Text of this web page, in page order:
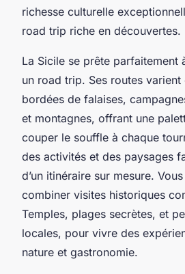
richesse culturelle
road trip riche en découvertes.
La Sicile se prête parfaitement
un road trip. Ses routes varient
bordées de falaises,
et montagnes, offrant une
couper le souffle à chaque
des activités et des paysages
d’un itinéraire sur mesure.
combiner visites historiques
Temples, plages secrètes, et
locales, pour vivre des
nature et gastronomie.